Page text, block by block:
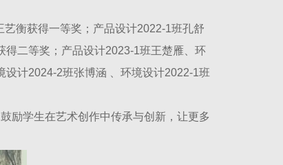
衡获得一等奖；产品设计2022-1班孔舒
二等奖；产品设计2023-1班王楚雁、环
计2024-2班张博涵 、环境设计2022-1班
励学生在艺术创作中传承与创新，让更多